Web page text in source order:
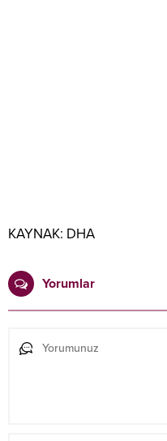
KAYNAK: DHA
Yorumlar